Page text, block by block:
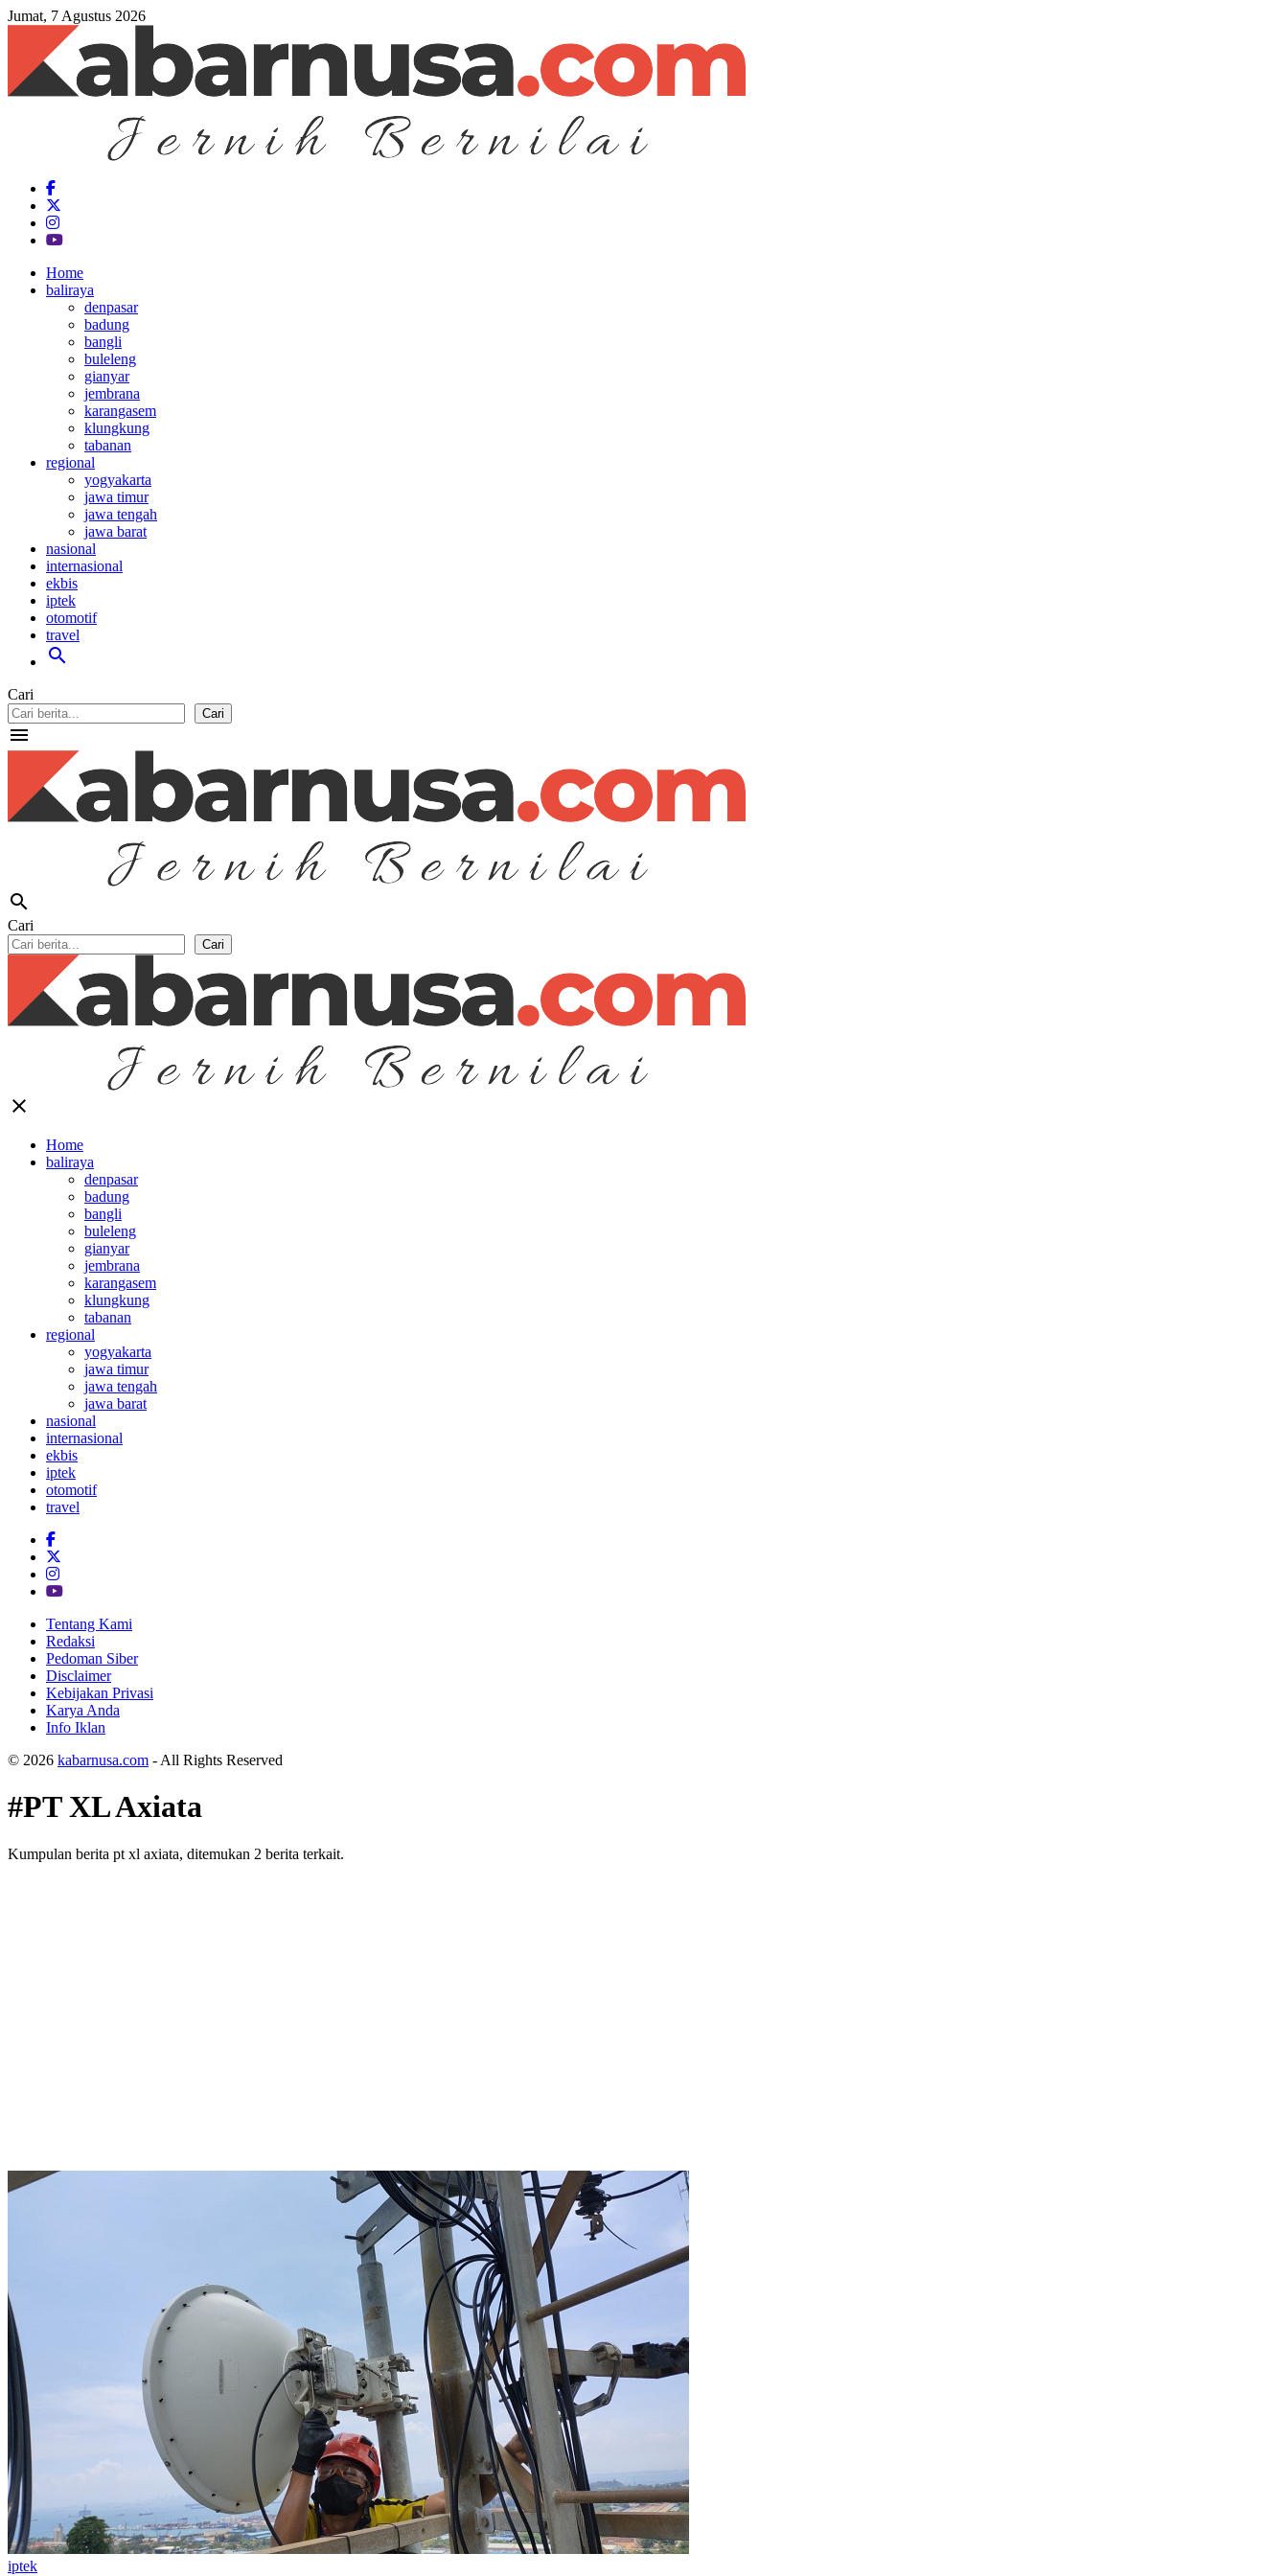
Jumat, 7 Agustus 2026
Home
baliraya
denpasar
badung
bangli
buleleng
gianyar
jembrana
karangasem
klungkung
tabanan
regional
yogyakarta
jawa timur
jawa tengah
jawa barat
nasional
internasional
ekbis
iptek
otomotif
travel
search
Cari
Cari
menu
search
Cari
Cari
close
Home
baliraya
denpasar
badung
bangli
buleleng
gianyar
jembrana
karangasem
klungkung
tabanan
regional
yogyakarta
jawa timur
jawa tengah
jawa barat
nasional
internasional
ekbis
iptek
otomotif
travel
Tentang Kami
Redaksi
Pedoman Siber
Disclaimer
Kebijakan Privasi
Karya Anda
Info Iklan
© 2026 kabarnusa.com - All Rights Reserved
#PT XL Axiata
Kumpulan berita pt xl axiata, ditemukan 2 berita terkait.
iptek